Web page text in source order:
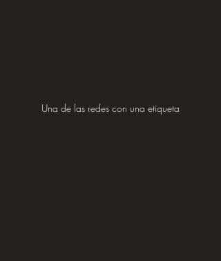
Una de las redes con una etiqueta